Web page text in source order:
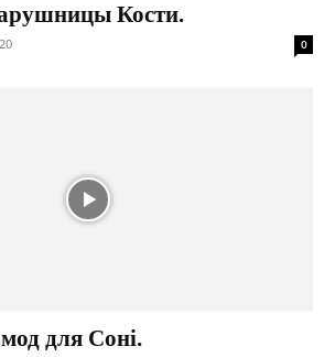
Кости.
0
для Соні.